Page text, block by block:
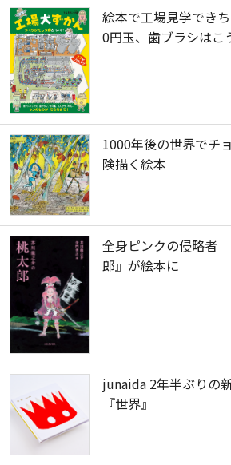
絵本で工場見学でき
0円玉、歯ブラシはこ
1000年後の世界でチ
険描く絵本
全身ピンクの侵略者
郎』が絵本に
junaida 2年半ぶり
『世界』